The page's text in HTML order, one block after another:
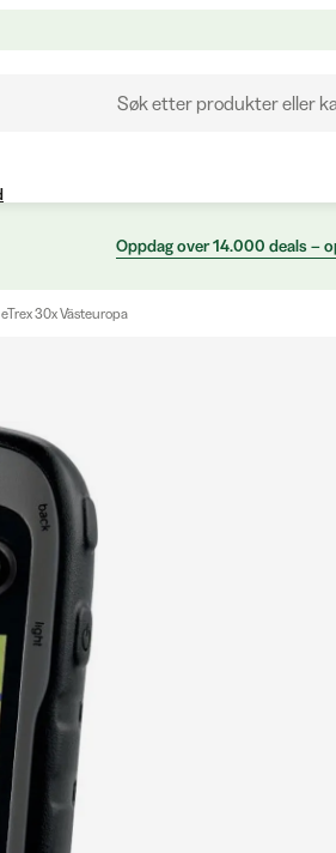
Søk etter produkter eller
Oppdag over 14.000 deals –
eTrex 30x Västeuropa